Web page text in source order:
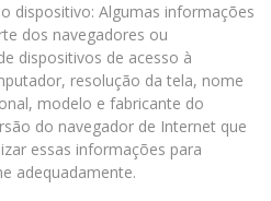
dispositivo: Algumas informações
dos navegadores ou
dispositivos de acesso à
resolução da tela, nome
modelo e fabricante do
do navegador de Internet que
essas informações para
adequadamente.